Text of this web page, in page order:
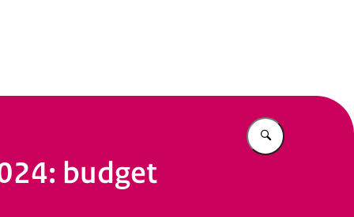
Vul in wat u
budget